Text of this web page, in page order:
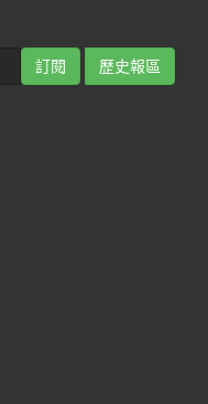
訂閱 歷史報區